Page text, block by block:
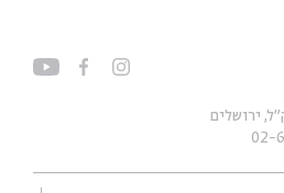
02-